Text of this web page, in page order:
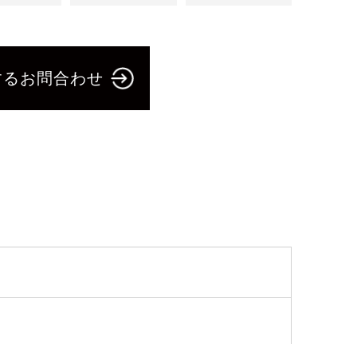
お問合わせ